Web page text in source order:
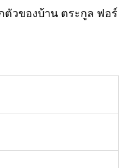
ตัวของบ้าน ตระกูล ฟอร์